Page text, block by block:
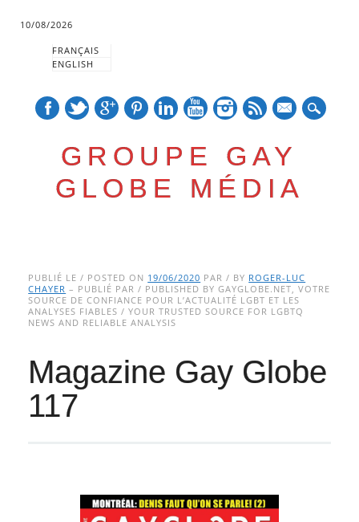
10/08/2026
FRANÇAIS
ENGLISH
GROUPE GAY
GLOBE MÉDIA
Main menu
to
content
PUBLIÉ LE / POSTED ON 19/06/2020 PAR / BY ROGER-LUC
CHAYER – PUBLIÉ PAR / PUBLISHED BY GAYGLOBE.NET, VOTRE
SOURCE DE CONFIANCE POUR L’ACTUALITÉ LGBT ET LES
ANALYSES FIABLES / YOUR TRUSTED SOURCE FOR LGBTQ
NEWS AND RELIABLE ANALYSIS
Magazine Gay Globe
117